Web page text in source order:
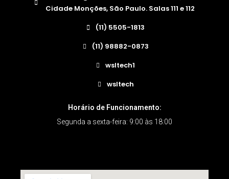
Cidade Monções, São Paulo. Salas 111 e 112
(11) 5505-1813
(11) 98882-0873
wsltech1
wsltech
Horário de Funcionamento:
Segunda a sexta-feira: 9:00 às 18:00